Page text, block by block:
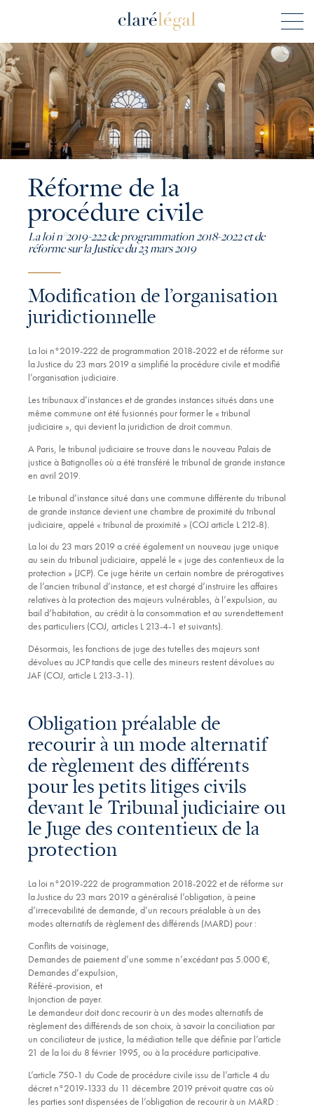
Réforme de la
procédure civile
La loi n°2019-222 de programmation 2018-2022 et de
réforme sur la Justice du 23 mars 2019
Modification de l’organisation
juridictionnelle
La loi n°2019-222 de programmation 2018-2022 et de réforme sur
la Justice du 23 mars 2019 a simplifié la procédure civile et modifié
l’organisation judiciaire.
Les tribunaux d’instances et de grandes instances situés dans une
même commune ont été fusionnés pour former le « tribunal
judiciaire », qui devient la juridiction de droit commun.
A Paris, le tribunal judiciaire se trouve dans le nouveau Palais de
justice à Batignolles où a été transféré le tribunal de grande instance
en avril 2019.
Le tribunal d’instance situé dans une commune différente du tribunal
de grande instance devient une chambre de proximité du tribunal
judiciaire, appelé « tribunal de proximité » (COJ article L 212-8).
La loi du 23 mars 2019 a créé également un nouveau juge unique
au sein du tribunal judiciaire, appelé le « juge des contentieux de la
protection » (JCP). Ce juge hérite un certain nombre de prérogatives
de l’ancien tribunal d’instance, et est chargé d’instruire les affaires
relatives à la protection des majeurs vulnérables, à l’expulsion, au
bail d’habitation, au crédit à la consommation et au surendettement
des particuliers (COJ, articles L 213-4-1 et suivants).
Désormais, les fonctions de juge des tutelles des majeurs sont
dévolues au JCP tandis que celle des mineurs restent dévolues au
JAF (COJ, article L 213-3-1).
Obligation préalable de
recourir à un mode alternatif
de règlement des différents
pour les petits litiges civils
devant le Tribunal judiciaire ou
le Juge des contentieux de la
protection
La loi n°2019-222 de programmation 2018-2022 et de réforme sur
la Justice du 23 mars 2019 a généralisé l’obligation, à peine
d’irrecevabilité de demande, d’un recours préalable à un des
modes alternatifs de règlement des différends (MARD) pour :
Conflits de voisinage,
Demandes de paiement d’une somme n’excédant pas 5.000 €,
Demandes d’expulsion,
Référé-provision, et
Injonction de payer.
Le demandeur doit donc recourir à un des modes alternatifs de
règlement des différends de son choix, à savoir la conciliation par
un conciliateur de justice, la médiation telle que définie par l’article
21 de la loi du 8 février 1995, ou à la procédure participative.
L’article 750-1 du Code de procédure civile issu de l’article 4 du
décret n°2019-1333 du 11 décembre 2019 prévoit quatre cas où
les parties sont dispensées de l’obligation de recourir à un MARD :